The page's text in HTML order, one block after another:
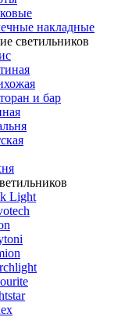
накладные
светильников
и бар
Light